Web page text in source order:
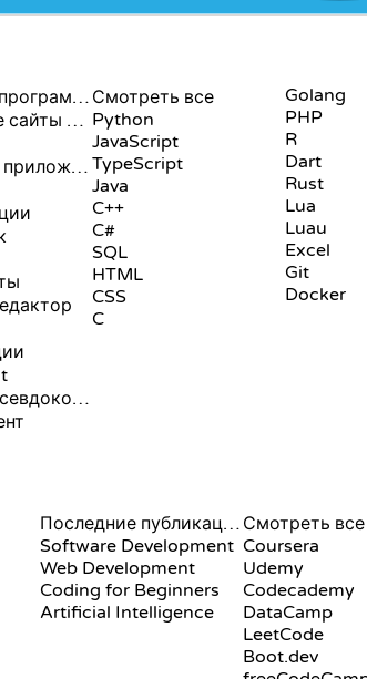
Научиться программировать
Бесплатные сайты для программирования
Мобильное приложение
Редактор псевдокода
Смотреть все
Python
JavaScript
TypeScript
Java
C++
C#
SQL
HTML
CSS
C
Golang
PHP
R
Dart
Rust
Lua
Luau
Excel
Git
Docker
Последние публикации
Software Development
Web Development
Coding for Beginners
Artificial Intelligence
Смотреть все
Coursera
Udemy
Codecademy
DataCamp
LeetCode
Boot.dev